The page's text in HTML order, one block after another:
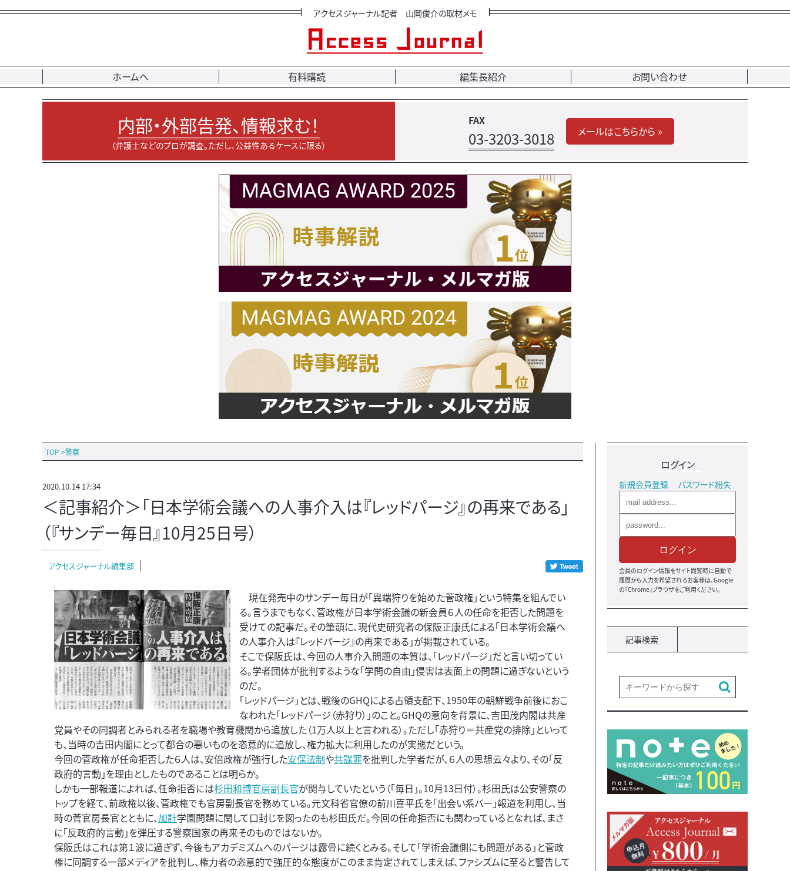
アクセスジャーナル記者 山岡俊介の取材メモ
ホームへ 有料購読 編集長紹介 お問い合わせ
内部・外部告発、情報求む！
（弁護士などのプロが調査。ただし、公益性あるケースに限る）
FAX
03-3203-3018 メールはこちらから »
TOP >警察
2020.10.14 17:34
＜記事紹介＞「日本学術会議への人事介入は『レッドパージ』の再来である」
（『サンデー毎日』10月25日号）
アクセスジャーナル編集部
現在発売中のサンデー毎日が「異端狩りを始めた菅政権」という特集を組んでい
る。言うまでもなく、菅政権が日本学術会議の新会員６人の任命を拒否した問題を
受けての記事だ。その筆頭に、現代史研究者の保阪正康氏による「日本学術会議へ
の人事介入は『レッドパージ』の再来である」が掲載されている。
そこで保阪氏は、今回の人事介入問題の本質は、「レッドパージ」だと言い切ってい
る。学者団体が批判するような「学問の自由」侵害は表面上の問題に過ぎないという
のだ。
「レッドパージ」とは、戦後のGHQによる占領支配下、1950年の朝鮮戦争前後におこ
なわれた「レッドパージ（赤狩り）」のこと。GHQの意向を背景に、吉田茂内閣は共産
党員やその同調者とみられる者を職場や教育機関から追放した（1万人以上と言われる）。ただし「赤狩り＝共産党の排除」といって
も、当時の吉田内閣にとって都合の悪いものを恣意的に追放し、権力拡大に利用したのが実態だという。
今回の菅政権が任命拒否した６人は、安倍政権が強行した安保法制や共謀罪を批判した学者だが、６人の思想云々より、その「反
政府的言動」を理由としたものであることは明らか。
しかも一部報道によれば、任命拒否には杉田和博官房副長官が関与していたという（「毎日」。10月13日付）。杉田氏は公安警察の
トップを経て、前政権以後、菅政権でも官房副長官を務めている。元文科省官僚の前川喜平氏を「出会い系バー」報道を利用し、当
時の菅官房長官とともに、加計学園問題に関して口封じを図ったのも杉田氏だ。今回の任命拒否にも関わっているとなれば、まさ
に「反政府的言動」を弾圧する警察国家の再来そのものではないか。
保阪氏はこれは第１波に過ぎず、今後もアカデミズムへのパージは露骨に続くとみる。そして「学術会議側にも問題がある」と菅政
権に同調する一部メディアを批判し、権力者の恣意的で強圧的な態度がこのまま肯定されてしまえば、ファシズムに至ると警告して
ログイン
新規会員登録 パスワード紛失
ログイン
会員のログイン情報をサイト閲覧時に自動で
履歴から入力を希望されるお客様は、Google
の『Chrome』ブラウザをご利用ください。
記事検索